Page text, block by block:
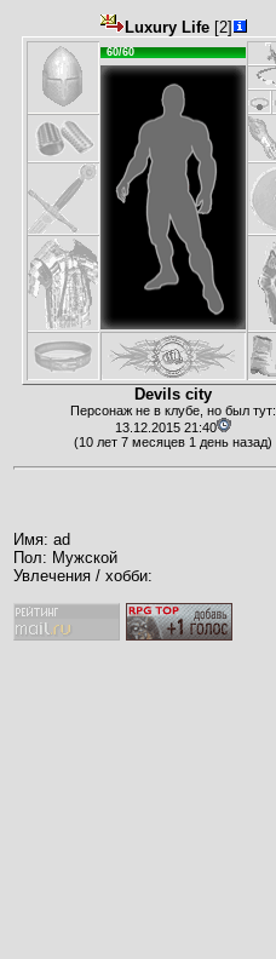
Luxury Life[2]
60/60
Devils city
Персонаж не в клубе, но был тут:
13.12.2015 21:40
(10 лет 7 месяцев 1 день назад)
Имя: ad
Пол: Мужской
Увлечения / хобби: